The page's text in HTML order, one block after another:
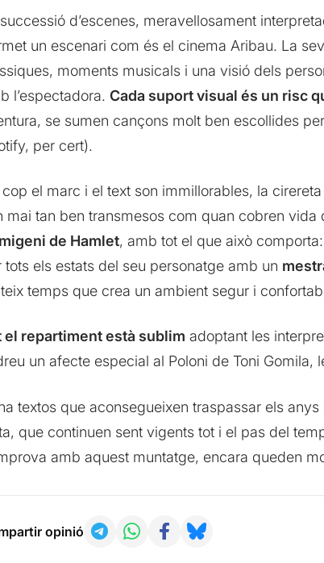
d’escenes, meravellosament
un escenari com és el cinema Aribau. La
moments musicals i una visió dels
l’espectadora. Cada suport visual és un risc
se sumen cançons molt ben escollides
per cert).
cop el marc i el text son immillorables, la
mai tan ben transmesos com quan cobren vida
de Hamlet, amb tot el que això
tots els estats del seu personatge amb un
temps que crea un ambient segur i
el repartiment està sublim adoptant les
un afecte especial al Poloni de Toni Gomila,
textos que aconsegueixen traspassar els
que continuen sent vigents tot i el pas del
amb aquest muntatge, encara queden
opinió